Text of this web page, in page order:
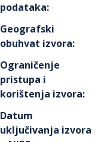
podataka:
Geografski
obuhvat izvora:
Ograničenje
pristupa i
korištenja izvora:
Datum
uključivanja izvora